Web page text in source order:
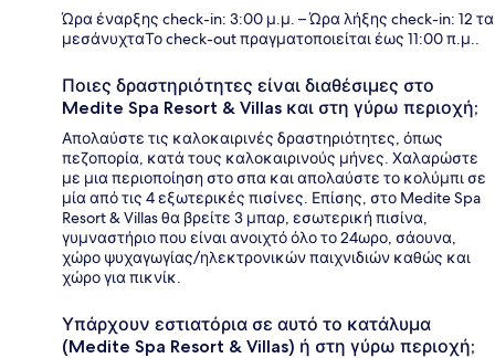
Ώρα έναρξης check-in: 3:00 μ.μ. – Ώρα λήξης check-in: 12 τα
μεσάνυχταΤο check-out πραγματοποιείται έως 11:00 π.μ..
Ποιες δραστηριότητες είναι διαθέσιμες στο
Medite Spa Resort & Villas και στη γύρω περιοχή;
Απολαύστε τις καλοκαιρινές δραστηριότητες, όπως
πεζοπορία, κατά τους καλοκαιρινούς μήνες. Χαλαρώστε
με μια περιοποίηση στο σπα και απολαύστε το κολύμπι σε
μία από τις 4 εξωτερικές πισίνες. Επίσης, στο Medite Spa
Resort & Villas θα βρείτε 3 μπαρ, εσωτερική πισίνα,
γυμναστήριο που είναι ανοιχτό όλο το 24ωρο, σάουνα,
χώρο ψυχαγωγίας/ηλεκτρονικών παιχνιδιών καθώς και
χώρο για πικνίκ.
Υπάρχουν εστιατόρια σε αυτό το κατάλυμα
(Medite Spa Resort & Villas) ή στη γύρω περιοχή;